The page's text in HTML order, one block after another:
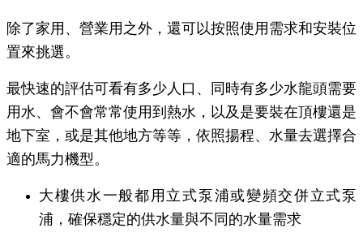
除了家用、營業用之外，還可以按照使用需求和安裝位
置來挑選。
最快速的評估可看有多少人口、同時有多少水龍頭需要
用水、會不會常常使用到熱水，以及是要裝在頂樓還是
地下室，或是其他地方等等，依照揚程、水量去選擇合
適的馬力機型。
大樓供水一般都用立式泵浦或變頻交併立式泵
浦，確保穩定的供水量與不同的水量需求